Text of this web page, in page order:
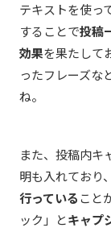
テキストを使っ
することで投稿
効果を果たして
ったフレーズな
ね。
また、投稿内キ
明も入れており、
行っていること
ック」とキャプ